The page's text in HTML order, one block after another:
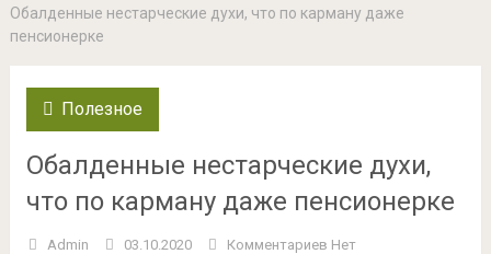
Обалденные нестарческие духи, что по карману даже
пенсионерке
Полезное
Обалденные нестарческие духи,
что по карману даже пенсионерке
Admin 03.10.2020 Комментариев Нет